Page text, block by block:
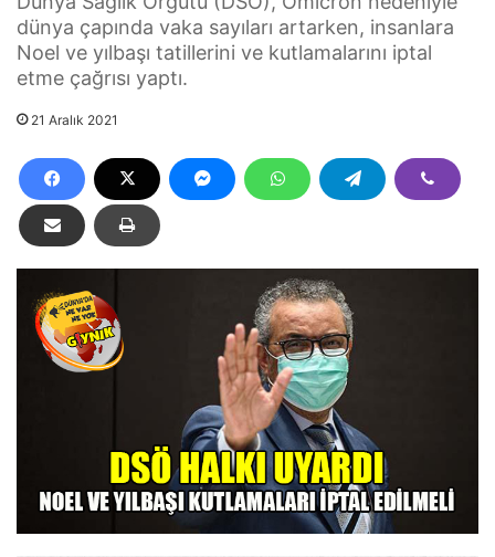
dünya çapında vaka sayıları artarken, insanlara
Noel ve yılbaşı tatillerini ve kutlamalarını iptal
etme çağrısı yaptı.
21 Aralık 2021